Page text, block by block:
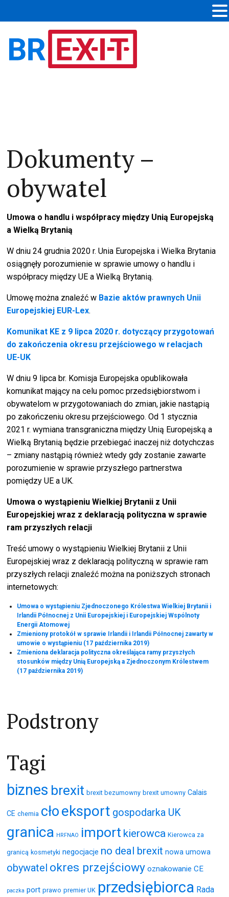
Dokumenty –
obywatel
Umowa o handlu i współpracy między Unią Europejską
a Wielką Brytanią
W dniu 24 grudnia 2020 r. Unia Europejska i Wielka Brytania
osiągnęły porozumienie w sprawie umowy o handlu i
współpracy między UE a Wielką Brytanią.
Umowę można znaleźć w Bazie aktów prawnych Unii
Europejskiej EUR-Lex.
Komunikat KE z 9 lipca 2020 r. dotyczący przygotowań
do zakończenia okresu przejściowego w relacjach
UE-UK
W dniu 9 lipca br. Komisja Europejska opublikowała
komunikat mający na celu pomoc przedsiębiorstwom i
obywatelom w przygotowaniach do zmian, jakie nastąpią
po zakończeniu okresu przejściowego. Od 1 stycznia
2021 r. wymiana transgraniczna między Unią Europejską a
Wielką Brytanią będzie przebiegać inaczej niż dotychczas
– zmiany nastąpią również wtedy gdy zostanie zawarte
porozumienie w sprawie przyszłego partnerstwa
pomiędzy UE a UK.
Umowa o wystąpieniu Wielkiej Brytanii z Unii
Europejskiej wraz z deklaracją polityczna w sprawie
ram przyszłych relacji
Treść umowy o wystąpieniu Wielkiej Brytanii z Unii
Europejskiej wraz z deklaracją polityczną w sprawie ram
przyszłych relacji znaleźć można na poniższych stronach
internetowych:
Umowa o wystąpieniu Zjednoczonego Królestwa Wielkiej Brytanii i
Irlandii Północnej z Unii Europejskiej i Europejskiej Wspólnoty
Energii Atomowej
Zmieniony protokół w sprawie Irlandii i Irlandii Północnej zawarty w
umowie o wystąpieniu (17 października 2019)
Zmieniona deklaracja polityczna określająca ramy przyszłych
stosunków między Unią Europejską a Zjednoczonym Królestwem
(17 października 2019)
Podstrony
Tagi
biznes brexit brexit bezumowny brexit umowny Calais
CE chemia cłoeksport gospodarka UK
granica HRFNAO import kierowca Kierowca za
granicą kosmetyki negocjacje no deal brexit nowa umowa
obywatel okres przejściowy oznakowanie CE
paczka port prawo premier UK przedsiębiorca Rada